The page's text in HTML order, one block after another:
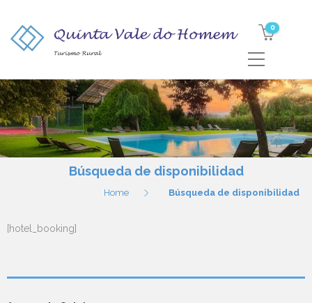
0
Búsqueda de disponibilidad
Home Búsqueda de disponibilidad
[hotel_booking]